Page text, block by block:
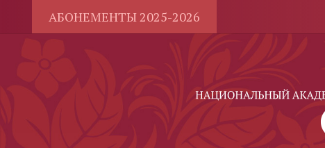
АБОНЕМЕНТЫ 2025-2026